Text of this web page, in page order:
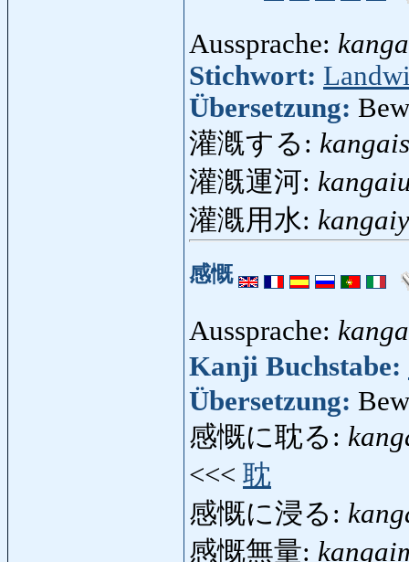
Aussprache:
Stichwort:
Übersetzung:
灌漑する:
灌漑運河:
灌漑用水:
感慨
Aussprache:
Kanji Buchstabe:
Übersetzung:
感慨に耽る:
<<< 耽
感慨に浸る:
感慨無量: